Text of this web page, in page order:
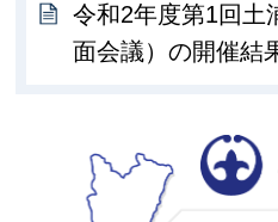
令和2年度第1回土
面会議）の開催結